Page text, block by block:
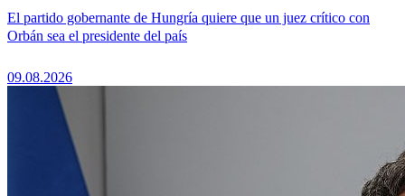
El partido gobernante de Hungría quiere que un juez crítico con
Orbán sea el presidente del país
09.08.2026